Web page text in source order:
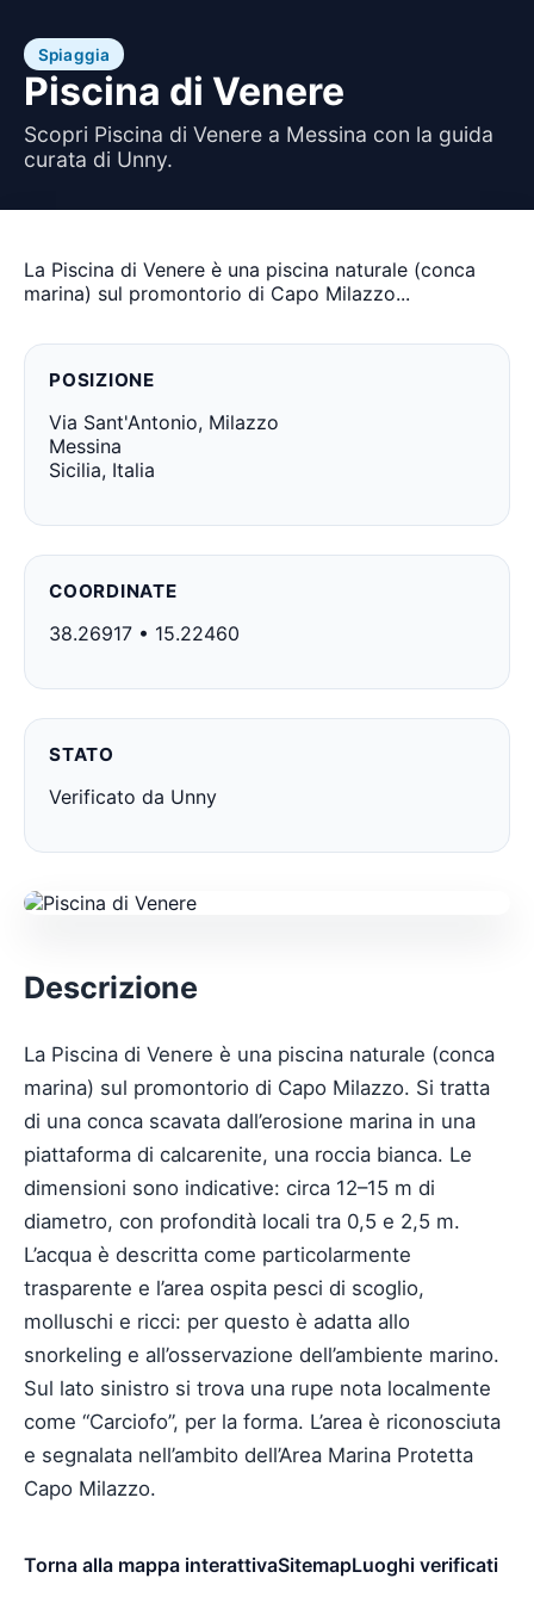
Spiaggia
Piscina di Venere
Scopri Piscina di Venere a Messina con la guida
curata di Unny.
La Piscina di Venere è una piscina naturale (conca
marina) sul promontorio di Capo Milazzo...
POSIZIONE
Via Sant'Antonio, Milazzo
Messina
Sicilia, Italia
COORDINATE
38.26917 • 15.22460
STATO
Verificato da Unny
Descrizione
La Piscina di Venere è una piscina naturale (conca
marina) sul promontorio di Capo Milazzo. Si tratta
di una conca scavata dall’erosione marina in una
piattaforma di calcarenite, una roccia bianca. Le
dimensioni sono indicative: circa 12–15 m di
diametro, con profondità locali tra 0,5 e 2,5 m.
L’acqua è descritta come particolarmente
trasparente e l’area ospita pesci di scoglio,
molluschi e ricci: per questo è adatta allo
snorkeling e all’osservazione dell’ambiente marino.
Sul lato sinistro si trova una rupe nota localmente
come “Carciofo”, per la forma. L’area è riconosciuta
e segnalata nell’ambito dell’Area Marina Protetta
Capo Milazzo.
Torna alla mappa interattivaSitemapLuoghi verificati